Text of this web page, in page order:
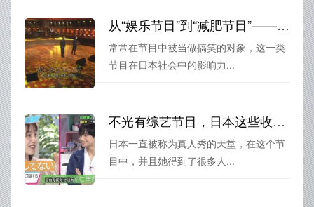
从“娱乐节目”到“减肥节目”——探索日本胖子减肥综艺节目的转变
常常在节目中被当做搞笑的对象，这一类
节目在日本社会中的影响力...
不光有综艺节目，日本这些收视率最高的真人秀也很值得收看
日本一直被称为真人秀的天堂，在这个节
目中，并且她得到了很多人...